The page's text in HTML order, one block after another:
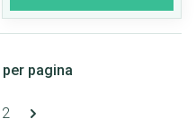
Pagina'smomenteel pagina
Pagina
2
per pagina